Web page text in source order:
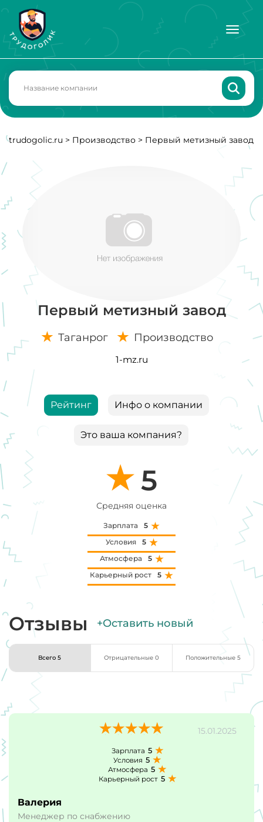
trudogolic.ru > Производство > Первый метизный завод
Первый метизный завод
Таганрог Производство
1-mz.ru
Рейтинг Инфо о компании
Это ваша компания?
5
Средняя оценка
Зарплата
5
Условия
5
Атмосфера
5
Карьерный рост
5
Отзывы +Оставить новый
Всего 5 Отрицательные 0 Положительные 5
15.01.2025
Зарплата 5
Условия 5
Атмосфера 5
Карьерный рост 5
Валерия
Менеджер по снабжению